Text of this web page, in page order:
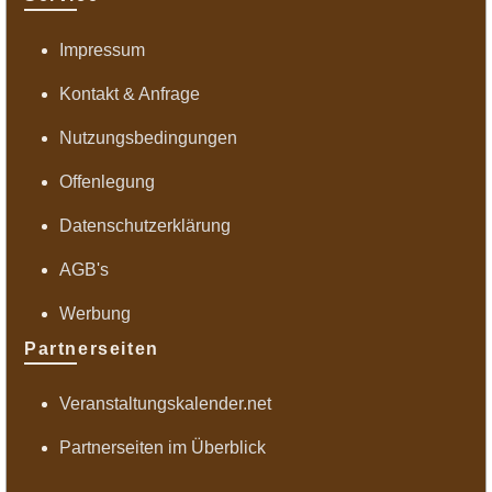
Impressum
Kontakt & Anfrage
Nutzungsbedingungen
Offenlegung
Datenschutzerklärung
AGB's
Werbung
Partnerseiten
Veranstaltungskalender.net
Partnerseiten im Überblick